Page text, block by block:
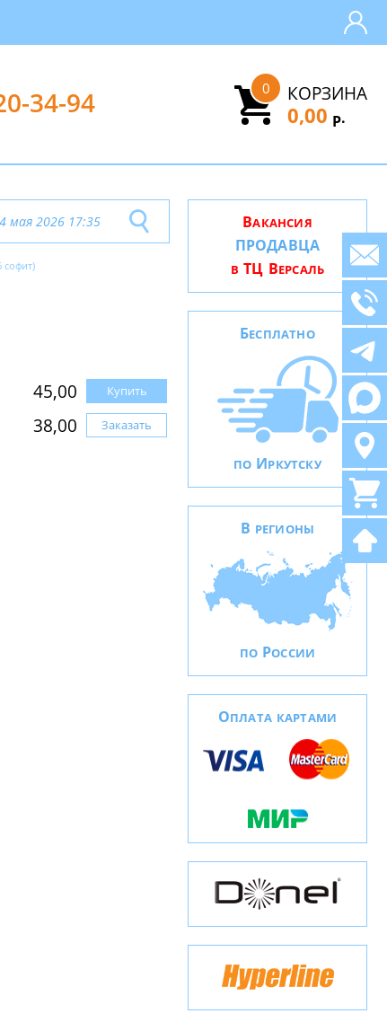
34-94 КОРЗИНА
0
0,00 Р.
мая 2026 17:35
софит)
45,00 Купить
38,00 Заказать
ВАКАНСИЯ
ПРОДАВЦА
В ТЦ ВЕРСАЛЬ
БЕСПЛАТНО
ПО ИРКУТСКУ
В РЕГИОНЫ
ПО РОССИИ
ОПЛАТА КАРТАМИ